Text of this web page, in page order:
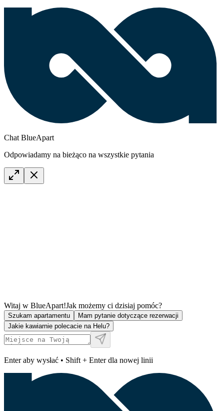
Chat BlueApart
Odpowiadamy na bieżąco na wszystkie pytania
Witaj w BlueApart!Jak możemy ci dzisiaj pomóc?
Szukam apartamentu
Mam pytanie dotyczące rezerwacji
Jakie kawiarnie polecacie na Helu?
Enter aby wysłać • Shift + Enter dla nowej linii